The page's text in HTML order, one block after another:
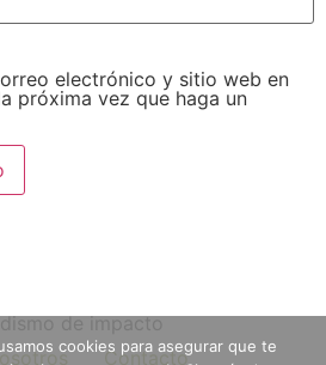
electrónico y sitio web en
próxima vez que haga un
de impacto
Contacto
cookies para asegurar que te